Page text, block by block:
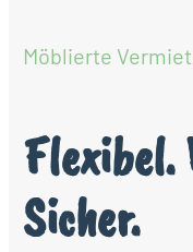
Flexibel.
Sicher.
Möblierte